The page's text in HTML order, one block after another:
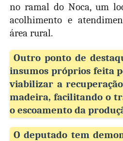
no ramal do Noca, um
acolhimento e
área rural.
Outro ponto de
insumos próprios feita
viabilizar a
madeira, facilitando o
o escoamento da
O deputado tem